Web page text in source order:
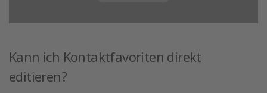
Kann ich Kontaktfavoriten direkt
editieren?